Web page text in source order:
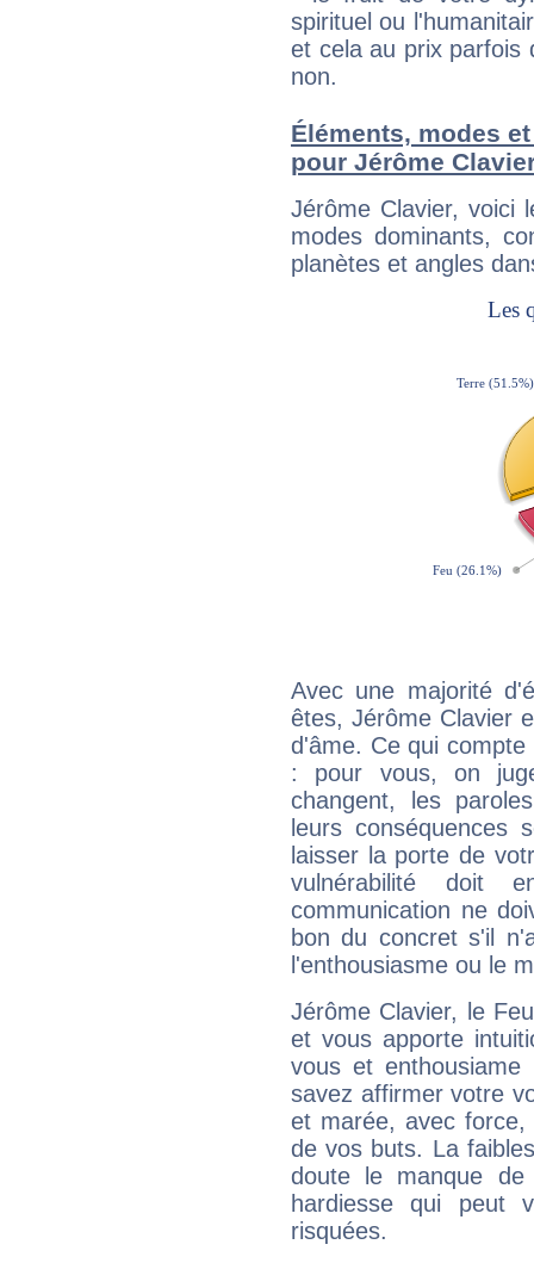
spirituel ou
et cela au prix parfois
non.
Éléments, modes
pour Jérôme
Jérôme Clavier, voici
modes dominants,
planètes et angles
Avec une majorité
êtes, Jérôme Clavier
d'âme. Ce qui
: pour vous, on
changent, les
leurs conséquences
laisser la porte de
vulnérabilité doit
communication ne
bon du concret s'il
l'enthousiasme ou le
Jérôme Clavier, le
et vous apporte
vous et
savez affirmer votre
et marée, avec
de vos buts. La
doute le manque
hardiesse qui peut
risquées.